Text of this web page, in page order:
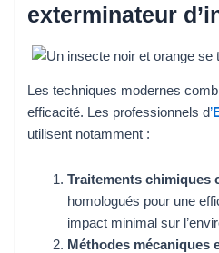
exterminateur
Les techniques modernes
efficacité. Les professionnels d’
utilisent notamment :
Traitements chimiques
homologués pour une
impact minimal sur
Méthodes mécaniques